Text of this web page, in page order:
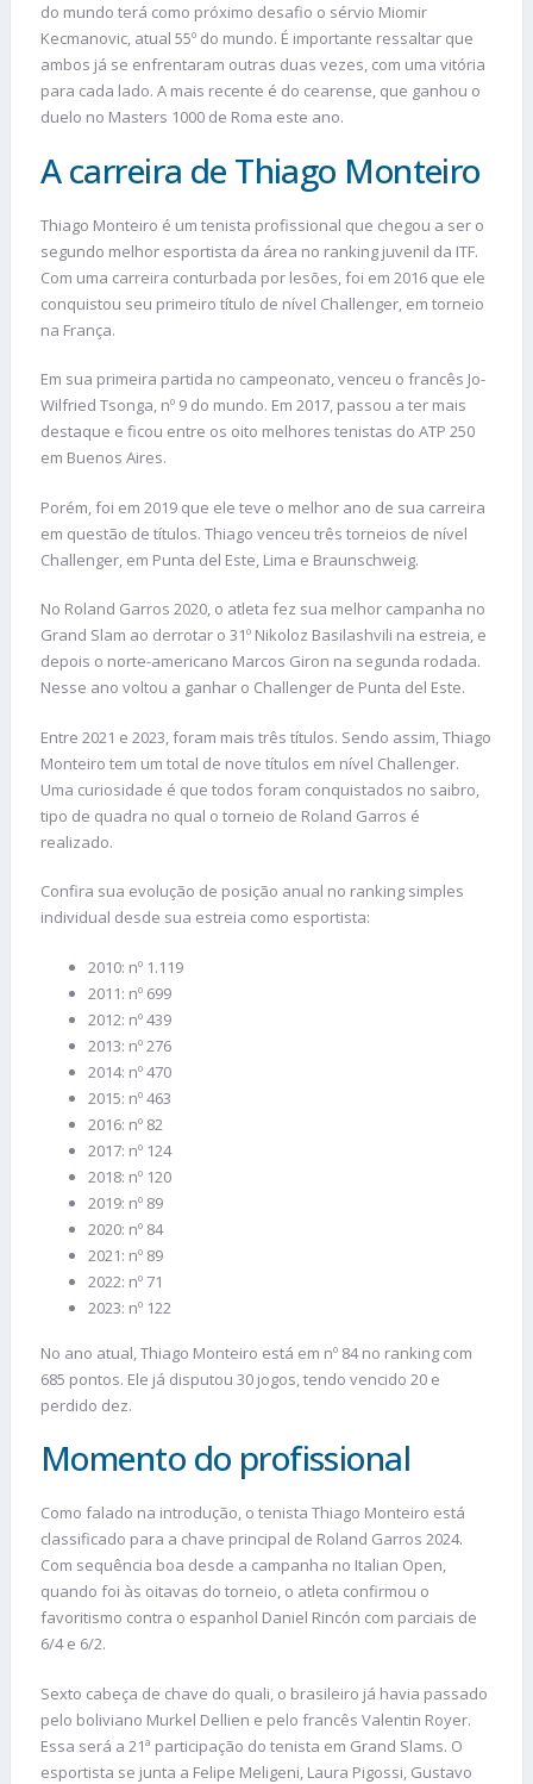
do mundo terá como próximo desafio o sérvio Miomir
Kecmanovic, atual 55º do mundo. É importante ressaltar que
ambos já se enfrentaram outras duas vezes, com uma vitória
para cada lado. A mais recente é do cearense, que ganhou o
duelo no Masters 1000 de Roma este ano.
A carreira de Thiago Monteiro
Thiago Monteiro é um tenista profissional que chegou a ser o
segundo melhor esportista da área no ranking juvenil da ITF.
Com uma carreira conturbada por lesões, foi em 2016 que ele
conquistou seu primeiro título de nível Challenger, em torneio
na França.
Em sua primeira partida no campeonato, venceu o francês Jo-
Wilfried Tsonga, nº 9 do mundo. Em 2017, passou a ter mais
destaque e ficou entre os oito melhores tenistas do ATP 250
em Buenos Aires.
Porém, foi em 2019 que ele teve o melhor ano de sua carreira
em questão de títulos. Thiago venceu três torneios de nível
Challenger, em Punta del Este, Lima e Braunschweig.
No Roland Garros 2020, o atleta fez sua melhor campanha no
Grand Slam ao derrotar o 31º Nikoloz Basilashvili na estreia, e
depois o norte-americano Marcos Giron na segunda rodada.
Nesse ano voltou a ganhar o Challenger de Punta del Este.
Entre 2021 e 2023, foram mais três títulos. Sendo assim, Thiago
Monteiro tem um total de nove títulos em nível Challenger.
Uma curiosidade é que todos foram conquistados no saibro,
tipo de quadra no qual o torneio de Roland Garros é
realizado.
Confira sua evolução de posição anual no ranking simples
individual desde sua estreia como esportista:
2010: nº 1.119
2011: nº 699
2012: nº 439
2013: nº 276
2014: nº 470
2015: nº 463
2016: nº 82
2017: nº 124
2018: nº 120
2019: nº 89
2020: nº 84
2021: nº 89
2022: nº 71
2023: nº 122
No ano atual, Thiago Monteiro está em nº 84 no ranking com
685 pontos. Ele já disputou 30 jogos, tendo vencido 20 e
perdido dez.
Momento do profissional
Como falado na introdução, o tenista Thiago Monteiro está
classificado para a chave principal de Roland Garros 2024.
Com sequência boa desde a campanha no Italian Open,
quando foi às oitavas do torneio, o atleta confirmou o
favoritismo contra o espanhol Daniel Rincón com parciais de
6/4 e 6/2.
Sexto cabeça de chave do quali, o brasileiro já havia passado
pelo boliviano Murkel Dellien e pelo francês Valentin Royer.
Essa será a 21ª participação do tenista em Grand Slams. O
esportista se junta a Felipe Meligeni, Laura Pigossi, Gustavo